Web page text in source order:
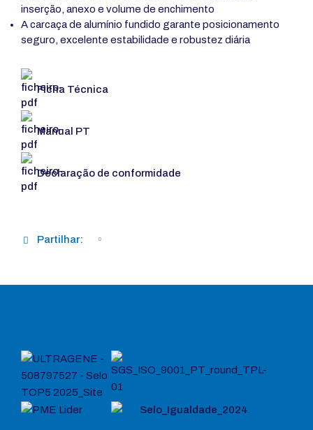
inserção, anexo e volume de enchimento
A carcaça de alumínio fundido garante posicionamento
seguro, excelente estabilidade e robustez diária
Ficha Técnica
Manual PT
Declaração de conformidade
Partilhar: